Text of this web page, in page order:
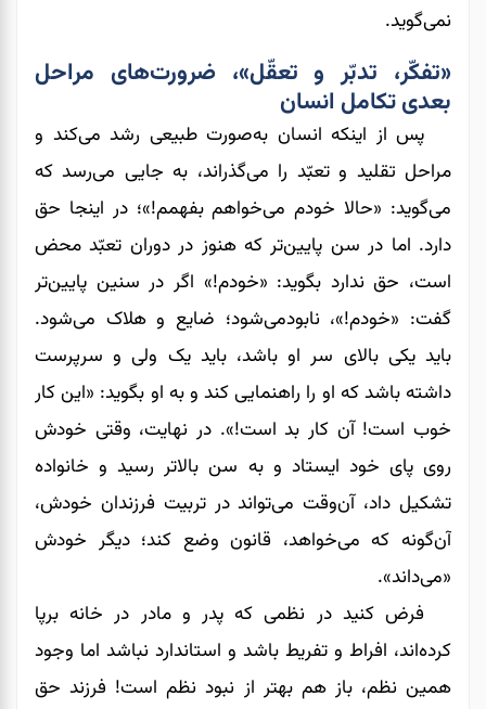
نمی‌گوید.
«تفکّر، تدبّر و تعقّل»، ضرورت‌های مراحل
بعدی تکامل انسان
پس از اینکه انسان به‌صورت طبیعی رشد می‌کند و
مراحل تقلید و تعبّد را می‌گذراند، به جایی می‌رسد که
می‌گوید: «حالا خودم می‌خواهم بفهمم!»؛ در اینجا حق
دارد. اما در سن پایین‌تر که هنوز در دوران تعبّد محض
است، حق ندارد بگوید: «خودم!» اگر در سنین پایین‌تر
گفت: «خودم!»، نابودمی‌شود؛ ضایع و هلاک می‌شود.
باید یکی بالای سر او باشد، باید یک ولی و سرپرست
داشته باشد که او را راهنمایی کند و به او بگوید: «این کار
خوب است! آن کار بد است!». در نهایت، وقتی خودش
روی پای خود ایستاد و به سن بالاتر رسید و خانواده
تشکیل داد، آن‌وقت می‌تواند در تربیت فرزندان خودش،
آن‌گونه که می‌خواهد، قانون وضع کند؛ دیگر خودش
«می‌داند».
فرض کنید در نظمی که پدر و مادر در خانه برپا
کرده‌اند، افراط و تفریط باشد و استاندارد نباشد اما وجود
همین نظم، باز هم بهتر از نبود نظم است! فرزند حق